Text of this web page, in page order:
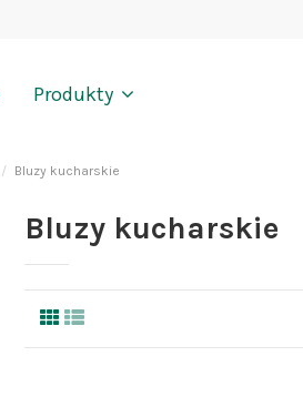
Produkty
Bluzy kucharskie
Bluzy kucharskie